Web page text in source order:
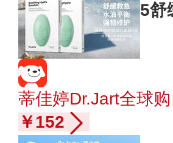
5舒
蒂佳婷Dr.Jart全球
￥152